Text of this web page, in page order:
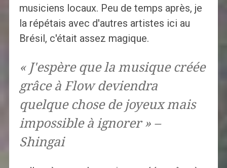
musiciens locaux. Peu de temps après, je
la répétais avec d'autres artistes ici au
Brésil, c'était assez magique.
« J'espère que la musique créée
grâce à Flow deviendra
quelque chose de joyeux mais
impossible à ignorer » –
Shingai